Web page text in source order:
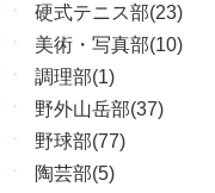
硬式テニス部(23)
美術・写真部(10)
調理部(1)
野外山岳部(37)
野球部(77)
陶芸部(5)